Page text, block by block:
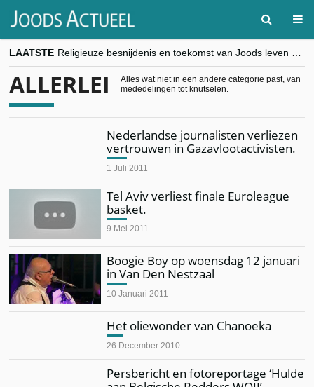
LAATSTE
“Besnijdenisdebat toont hoe moeilijk seculiere Westen minderheden begrijpt”, Jinnih Beels (Vooruit)
CITYTRIP | ROEMENIË – Boekarest: de verrassing van Oost-Europa
ALLERLEI
Alles wat niet in een andere categorie past, van
mededelingen tot knutselen.
Nederlandse journalisten verliezen
vertrouwen in Gazavlootactivisten.
1 Juli 2011
Tel Aviv verliest finale Euroleague
basket.
9 Mei 2011
Boogie Boy op woensdag 12 januari
in Van Den Nestzaal
10 Januari 2011
Het oliewonder van Chanoeka
26 December 2010
Persbericht en fotoreportage ‘Hulde